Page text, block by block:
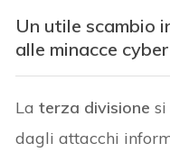
Un utile scambio
alle minacce cyber
Laterza divisione
dagli attacchi